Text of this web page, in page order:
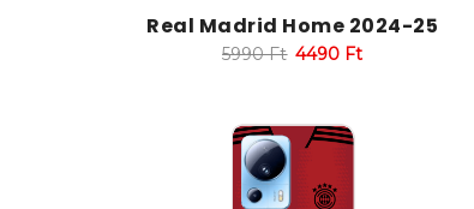
Real Madrid Home 2024-25
5990Ft 4490 Ft